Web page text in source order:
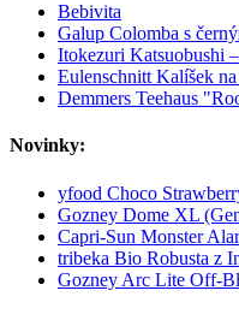
Bebivita
Galup Colomba s
Itokezuri Katsuobushi
Eulenschnitt Kalíšek
Demmers Teehaus
Novinky:
yfood Choco
Gozney Dome XL
Capri-Sun Monster
tribeka Bio Robusta z
Gozney Arc Lite Off-